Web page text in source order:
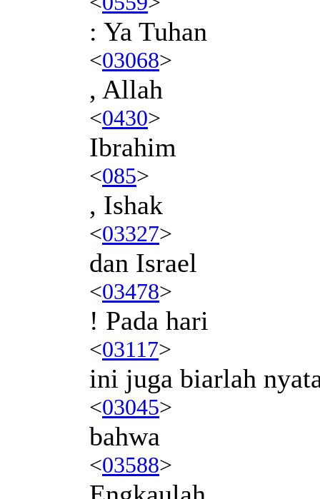
: Ya Tuhan
<03068>
, Allah
<0430>
Ibrahim
<085>
, Ishak
<03327>
dan Israel
<03478>
! Pada hari
<03117>
ini juga biarlah
<03045>
bahwa
<03588>